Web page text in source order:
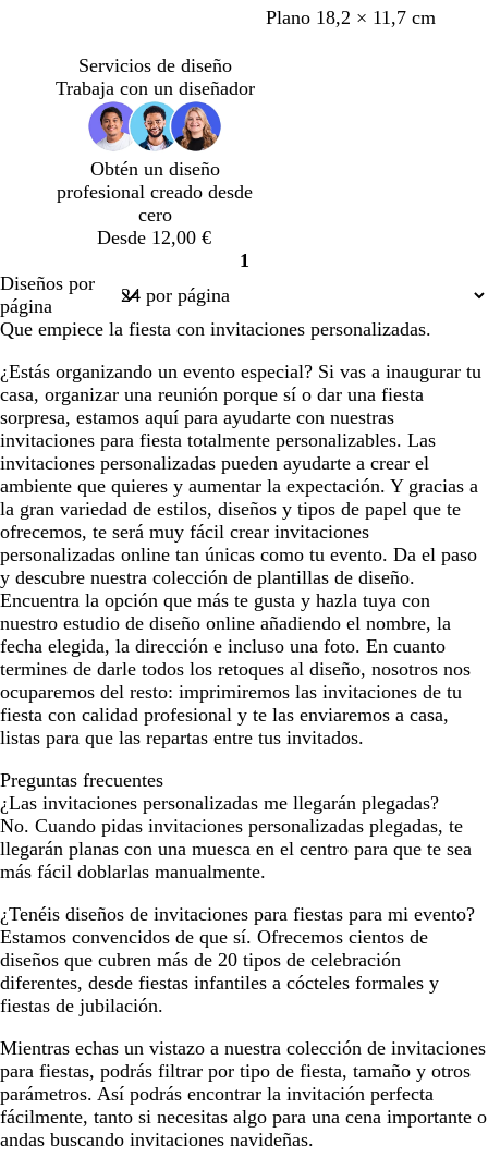
Plano 18,2 × 11,7 cm
Servicios de diseño
Trabaja con un diseñador
Obtén un diseño
profesional creado desde
cero
Desde 12,00 €
Página
1
Diseños por
página
Que empiece la fiesta con invitaciones personalizadas.
¿Estás organizando un evento especial? Si vas a inaugurar tu
casa, organizar una reunión porque sí o dar una fiesta
sorpresa, estamos aquí para ayudarte con nuestras
invitaciones para fiesta totalmente personalizables. Las
invitaciones personalizadas pueden ayudarte a crear el
ambiente que quieres y aumentar la expectación. Y gracias a
la gran variedad de estilos, diseños y tipos de papel que te
ofrecemos, te será muy fácil crear invitaciones
personalizadas online tan únicas como tu evento. Da el paso
y descubre nuestra colección de plantillas de diseño.
Encuentra la opción que más te gusta y hazla tuya con
nuestro estudio de diseño online añadiendo el nombre, la
fecha elegida, la dirección e incluso una foto. En cuanto
termines de darle todos los retoques al diseño, nosotros nos
ocuparemos del resto: imprimiremos las invitaciones de tu
fiesta con calidad profesional y te las enviaremos a casa,
listas para que las repartas entre tus invitados.
Preguntas frecuentes
¿Las invitaciones personalizadas me llegarán plegadas?
No. Cuando pidas invitaciones personalizadas plegadas, te
llegarán planas con una muesca en el centro para que te sea
más fácil doblarlas manualmente.
¿Tenéis diseños de invitaciones para fiestas para mi evento?
Estamos convencidos de que sí. Ofrecemos cientos de
diseños que cubren más de 20 tipos de celebración
diferentes, desde fiestas infantiles a cócteles formales y
fiestas de jubilación.
Mientras echas un vistazo a nuestra colección de invitaciones
para fiestas, podrás filtrar por tipo de fiesta, tamaño y otros
parámetros. Así podrás encontrar la invitación perfecta
fácilmente, tanto si necesitas algo para una cena importante o
andas buscando invitaciones navideñas.